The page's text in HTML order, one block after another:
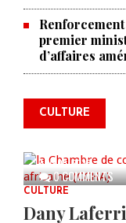
premier
d’affaires
CULTURE
0 COMMENTS
La
AUG 05, 2026
CULTURE
Dany